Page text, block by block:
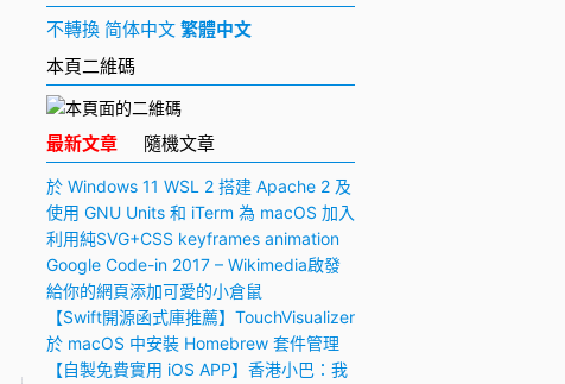
不轉換 简体中文 繁體中文
本頁二維碼
最新文章 隨機文章
於 Windows 11 WSL 2 搭建 Apache 2 及
PHP 7 開發環境
使用 GNU Units 和 iTerm 為 macOS 加入
快捷多功能計算機
利用純SVG+CSS keyframes animation
動畫實現手寫毛筆字（書法）效果
Google Code-in 2017 – Wikimedia啟發
與感想
給你的網頁添加可愛的小倉鼠
【Swift開源函式庫推薦】TouchVisualizer
– 於屏幕上顯示你所觸摸的位置
於 macOS 中安裝 Homebrew 套件管理
工具
【自製免費實用 iOS APP】香港小巴：我